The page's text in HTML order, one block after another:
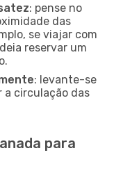
: pense no
das
se viajar com
reservar um
: levante-se
a circulação das
para